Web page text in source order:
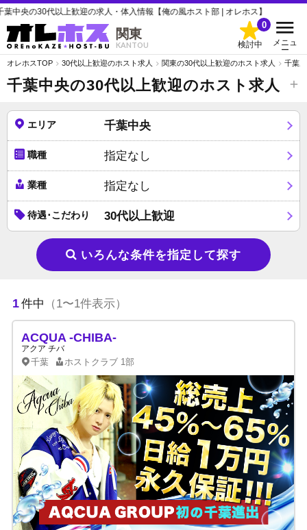
央の30代以上歓迎の求人・体入情報【俺の風ホスト部 | オレホス】
関東
KANTOU 検討中
0
メニュ
ー
オレホスTOP 30代以上歓迎のホスト求人 関東の30代以上歓迎のホスト求人 千葉
千葉中央の30代以上歓迎のホスト求人
エリア 千葉中央
職種 指定なし
業種 指定なし
待遇･こだわり 30代以上歓迎
いろんな条件を指定して探す
1件中 （1〜1件表示）
ACQUA -CHIBA-
アクア チバ
千葉 ホストクラブ 1部